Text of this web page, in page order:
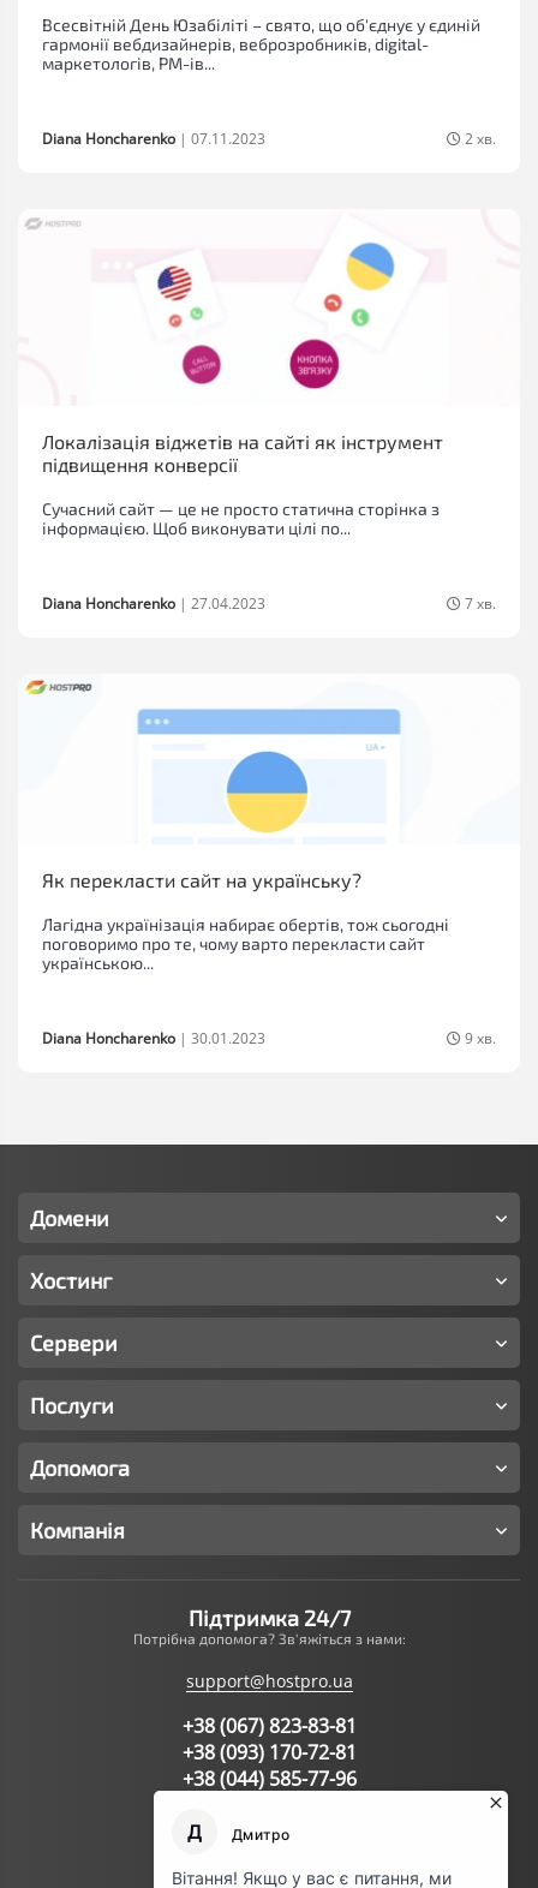
Всесвітній День Юзабіліті – свято, що об'єднує у єдиній
гармонії вебдизайнерів, веброзробників, digital-
маркетологів, PM-ів...
Diana Honcharenko | 07.11.2023 2 хв.
Локалізація віджетів на сайті як інструмент
підвищення конверсії
Сучасний сайт — це не просто статична сторінка з
інформацією. Щоб виконувати цілі по...
Diana Honcharenko | 27.04.2023 7 хв.
Як перекласти сайт на українську?
Лагідна українізація набирає обертів, тож сьогодні
поговоримо про те, чому варто перекласти сайт
українською...
Diana Honcharenko | 30.01.2023 9 хв.
Домени
Хостинг
Сервери
Послуги
Допомога
Компанія
Підтримка 24/7
Потрібна допомога? Зв'яжіться з нами:
support@hostpro.ua
+38 (067) 823-83-81
+38 (093) 170-72-81
+38 (044) 585-77-96
Ми в соц.мережах: